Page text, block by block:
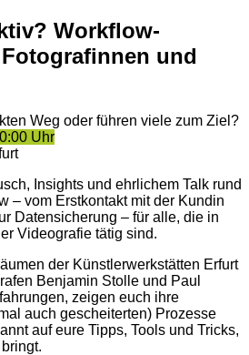
Workflow-
und
Weg oder führen viele zum Ziel?
Uhr
Insights und ehrlichem Talk rund
– vom Erstkontakt mit der Kundin
Datensicherung – für alle, die in
Videografie tätig sind.
der Künstlerwerkstätten Erfurt
Benjamin Stolle und Paul
zeigen euch ihre
auch gescheiterten) Prozesse
auf eure Tipps, Tools und Tricks,